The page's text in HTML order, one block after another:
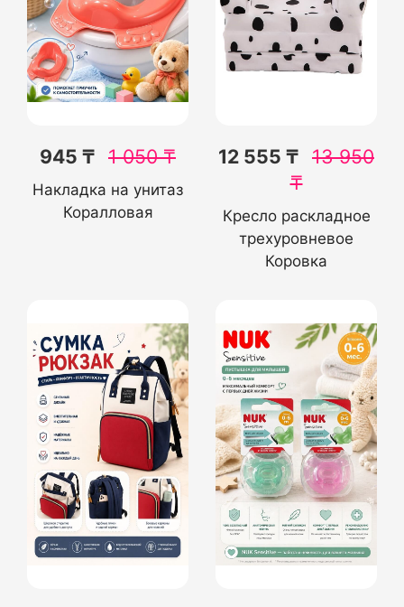
945 ₸ 1 050₸
Накладка на унитаз
Коралловая
12 555 ₸ 13 950
₸
Кресло раскладное
трехуровневое
Коровка